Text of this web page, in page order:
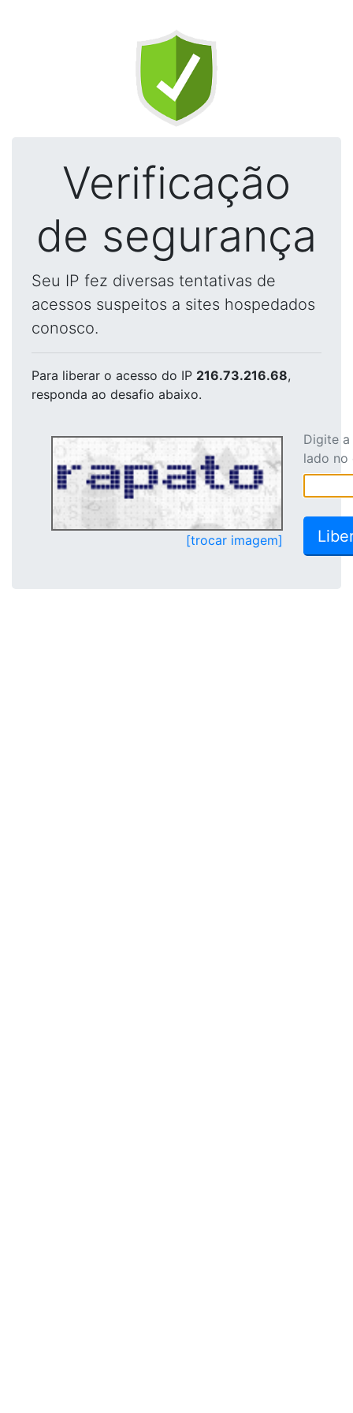
Verificação
de segurança
Seu IP fez diversas tentativas de
acessos suspeitos a sites hospedados
conosco.
Para liberar o acesso do IP 216.73.216.68,
responda ao desafio abaixo.
[trocar imagem]
Digite
lado no